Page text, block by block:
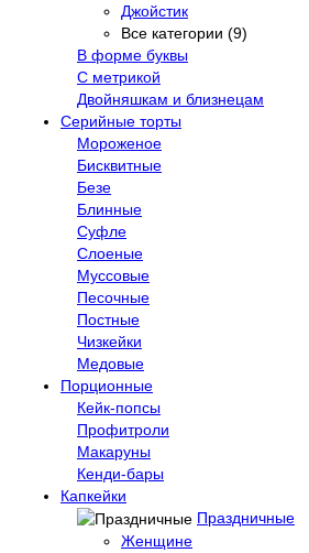
Джойстик
Все категории (9)
В форме буквы
С метрикой
Двойняшкам и близнецам
Серийные торты
Мороженое
Бисквитные
Безе
Блинные
Суфле
Слоеные
Муссовые
Песочные
Постные
Чизкейки
Медовые
Порционные
Кейк-попсы
Профитроли
Макаруны
Кенди-бары
Капкейки
Праздничные
Женщине